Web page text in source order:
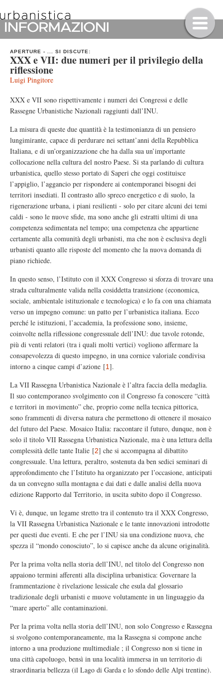
APERTURE - ... SI DISCUTE:
XXX e VII: due numeri per il privilegio della
riflessione
Luigi Pingitore
XXX e VII sono rispettivamente i numeri dei Congressi e delle
Rassegne Urbanistiche Nazionali raggiunti dall’INU.
La misura di queste due quantità è la testimonianza di un pensiero
lungimirante, capace di perdurare nei settant’anni della Repubblica
Italiana, e di un’organizzazione che ha dalla sua un’importante
collocazione nella cultura del nostro Paese. Si sta parlando di cultura
urbanistica, quello stesso portato di Saperi che oggi costituisce
l’appiglio, l’aggancio per rispondere ai contemporanei bisogni dei
territori insediati. Il contrasto allo spreco energetico e di suolo, la
rigenerazione urbana, i piani resilienti - solo per citare alcuni dei temi
caldi - sono le nuove sfide, ma sono anche gli estratti ultimi di una
competenza sedimentata nel tempo; una competenza che appartiene
certamente alla comunità degli urbanisti, ma che non è esclusiva degli
urbanisti quanto alle risposte del momento che la nuova domanda di
piano richiede.
In questo senso, l’Istituto con il XXX Congresso si sforza di trovare una
strada culturalmente valida nella cosiddetta transizione (economica,
sociale, ambientale istituzionale e tecnologica) e lo fa con una chiamata
verso un impegno comune: un patto per l’urbanistica italiana. Ecco
perché le istituzioni, l’accademia, la professione sono, insieme,
coinvolte nella riflessione congressuale dell’INU: due tavole rotonde,
più di venti relatori (tra i quali molti vertici) vogliono affermare la
consapevolezza di questo impegno, in una cornice valoriale condivisa
intorno a cinque campi d’azione [1].
La VII Rassegna Urbanistica Nazionale è l’altra faccia della medaglia.
Il suo contemporaneo svolgimento con il Congresso fa conoscere “città
e territori in movimento” che, proprio come nella tecnica pittorica,
sono frammenti di diversa natura che permettono di ottenere il mosaico
del futuro del Paese. Mosaico Italia: raccontare il futuro, dunque, non è
solo il titolo VII Rassegna Urbanistica Nazionale, ma è una lettura della
complessità delle tante Italie [2] che si accompagna al dibattito
congressuale. Una lettura, peraltro, sostenuta da ben sedici seminari di
approfondimento che l’Istituto ha organizzato per l’occasione, anticipati
da un convegno sulla montagna e dai dati e dalle analisi della nuova
edizione Rapporto dal Territorio, in uscita subito dopo il Congresso.
Vi è, dunque, un legame stretto tra il contenuto tra il XXX Congresso,
la VII Rassegna Urbanistica Nazionale e le tante innovazioni introdotte
per questi due eventi. E che per l’INU sia una condizione nuova, che
spezza il “mondo conosciuto”, lo si capisce anche da alcune originalità.
Per la prima volta nella storia dell’INU, nel titolo del Congresso non
appaiono termini afferenti alla disciplina urbanistica: Governare la
frammentazione è rivelazione lessicale che esula dal glossario
tradizionale degli urbanisti e muove volutamente in un linguaggio da
“mare aperto” alle contaminazioni.
Per la prima volta nella storia dell’INU, non solo Congresso e Rassegna
si svolgono contemporaneamente, ma la Rassegna si compone anche
intorno a una produzione multimediale ; il Congresso non si tiene in
una città capoluogo, bensì in una località immersa in un territorio di
straordinaria bellezza (il Lago di Garda e lo sfondo delle Alpi trentine).